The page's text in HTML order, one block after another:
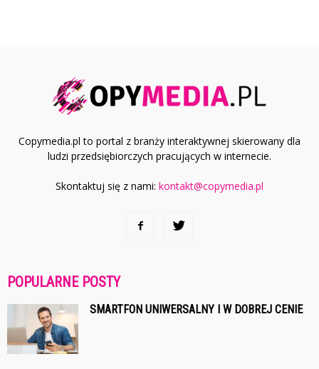
Copymedia.pl to portal z branży interaktywnej skierowany dla
ludzi przedsiębiorczych pracujących w internecie.
Skontaktuj się z nami: kontakt@copymedia.pl
POPULARNE POSTY
SMARTFON UNIWERSALNY I W DOBREJ CENIE